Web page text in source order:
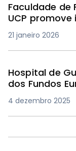
Faculdade de
UCP
21 janeiro 2026
Hospital de
dos Fundos
4 dezembro 2025